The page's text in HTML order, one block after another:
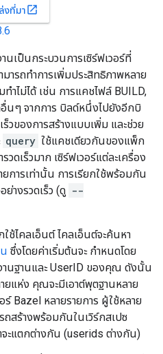
งที่มาopen_in_new
นเป็นกระบวนการเซิร์ฟเวอร์ที่
มารถทำการเพิ่มประสิทธิภาพหลาย
ำไม่ได้ เช่น การแคชไฟล์ BUILD,
อื่นๆ จากการ บิลด์หนึ่งไปยังอีกบิ
วของการสร้างแบบเพิ่ม และช่วย
query ใช้แคชเดียวกันของแพ็ก
วดเร็วมาก เซิร์ฟเวอร์แต่ละเครื่อง
ยการเท่านั้น การเรียกใช้พร้อมกัน
างรวดเร็ว (ดู --
ช้ไคลเอ็นต์ ไคลเอ็นต์จะค้นหา
ซึ่งโดยค่าเริ่มต้นจะ กำหนดโดย
านฐานและ UserID ของคุณ ดังนั้น
แห่ง คุณจะมีเอาต์พุตฐานหลาย
ร์ Bazel หลายรายการ ผู้ใช้หลาย
ถสร้างพร้อมกันในเวิร์กสเปซ
จะแตกต่างกัน (userids ต่างกัน)